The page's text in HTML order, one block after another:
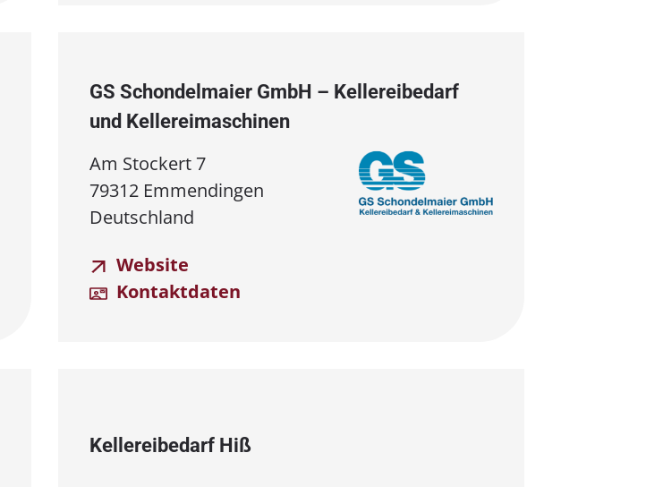
GS Schondelmaier GmbH – Kellereibedarf
und Kellereimaschinen
Am Stockert 7
79312 Emmendingen
Deutschland
Website
Kontaktdaten
Kellereibedarf Hiß